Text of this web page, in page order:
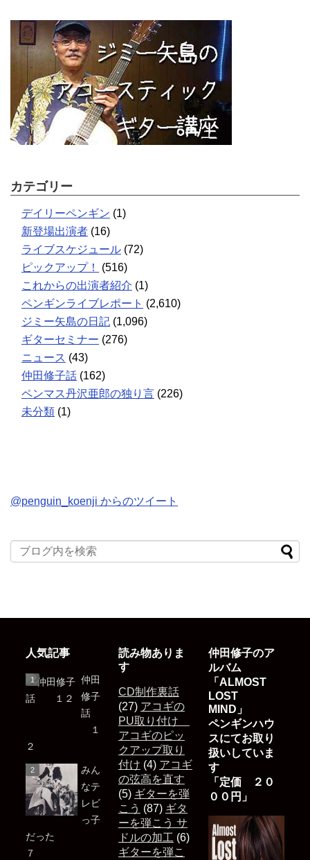
カテゴリー
デイリーペンギン (1)
新登場出演者 (16)
ライブスケジュール (72)
ピックアップ！
(516)
これからの出演者紹介 (1)
ペンギンライブレポート (2,610)
ジミー矢島の日記 (1,096)
ギターセミナー (276)
ニュース (43)
仲田修子話 (162)
ペンマス丹沢亜郎の独り言 (226)
未分類 (1)
@penguin_koenji からのツイート
人気記事
仲田
修子
話
１
２
みん
なテ
レビ
っ子
だった
７
読み物ありま
す
CD制作裏話
(27) アコギの
PU取り付け
アコギのピッ
クアップ取り
付け (4) アコギ
の弦高を直す
(5) ギターを弾
こう (87) ギタ
ーを弾こう サ
ドルの加工 (6)
ギターを弾こ
仲田修子のア
ルバム
「ALMOST
LOST
MIND」
ペンギンハウ
スにてお取り
扱いしていま
す
「定価 ２０
００円」